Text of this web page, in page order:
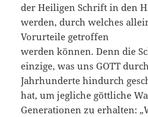
der Heiligen Schrift in den
werden, durch welches
Vorurteile getroffen
werden können. Denn die
einzige, was uns GOTT
Jahrhunderte hindurch
hat, um jegliche göttliche
Generationen zu erhalten: